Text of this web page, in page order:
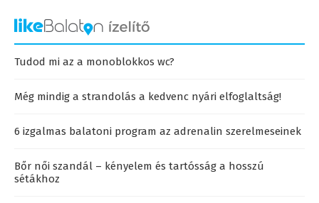
Tudod mi az a monoblokkos wc?
Még mindig a strandolás a kedvenc nyári elfoglaltság!
6 izgalmas balatoni program az adrenalin szerelmeseinek
Bőr női szandál – kényelem és tartósság a hosszú
sétákhoz